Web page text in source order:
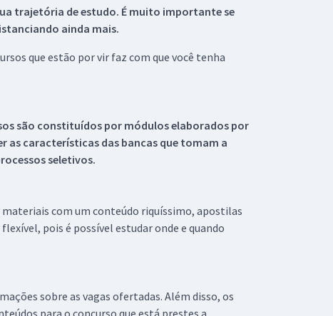
trajetória de estudo. É muito importante se
ainda mais.
que estão por vir faz com que você tenha
são constituídos por módulos elaborados por
as características das bancas que tomam a
seletivos.
materiais com um conteúdo riquíssimo, apostilas
pois é possível estudar onde e quando
sobre as vagas ofertadas. Além disso, os
para o concurso que está prestes a